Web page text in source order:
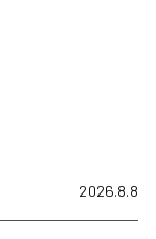
2026.8.8